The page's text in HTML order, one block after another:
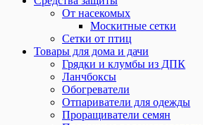
От насекомых
Москитные сетки
Сетки от птиц
Товары для дома и дачи
Грядки и клумбы из ДПК
Ланчбоксы
Обогреватели
Отпариватели для одежды
Проращиватели семян